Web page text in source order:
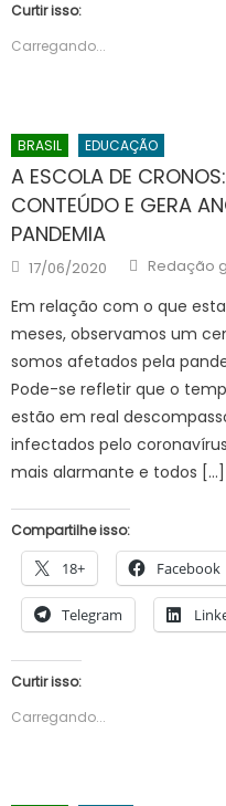
Curtir isso:
Carregando...
BRASIL EDUCAÇÃO
A ESCOLA DE
CONTEÚDO E GERA
PANDEMIA
Posted
on
17/06/2020 Author
Redação
Em relação com o que
meses, observamos um
somos afetados pela
Pode-se refletir que o
estão em real
infectados pelo
mais alarmante e todos […]
Compartilhe isso:
18+ Facebook
Telegram
Curtir isso:
Carregando...